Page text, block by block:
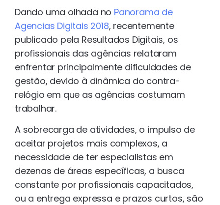
Dando uma olhada no Panorama de
Agencias Digitais 2018, recentemente
publicado pela Resultados Digitais, os
profissionais das agências relataram
enfrentar principalmente dificuldades de
gestão, devido à dinâmica do contra-
relógio em que as agências costumam
trabalhar.
A sobrecarga de atividades, o impulso de
aceitar projetos mais complexos, a
necessidade de ter especialistas em
dezenas de áreas específicas, a busca
constante por profissionais capacitados,
ou a entrega expressa e prazos curtos, são